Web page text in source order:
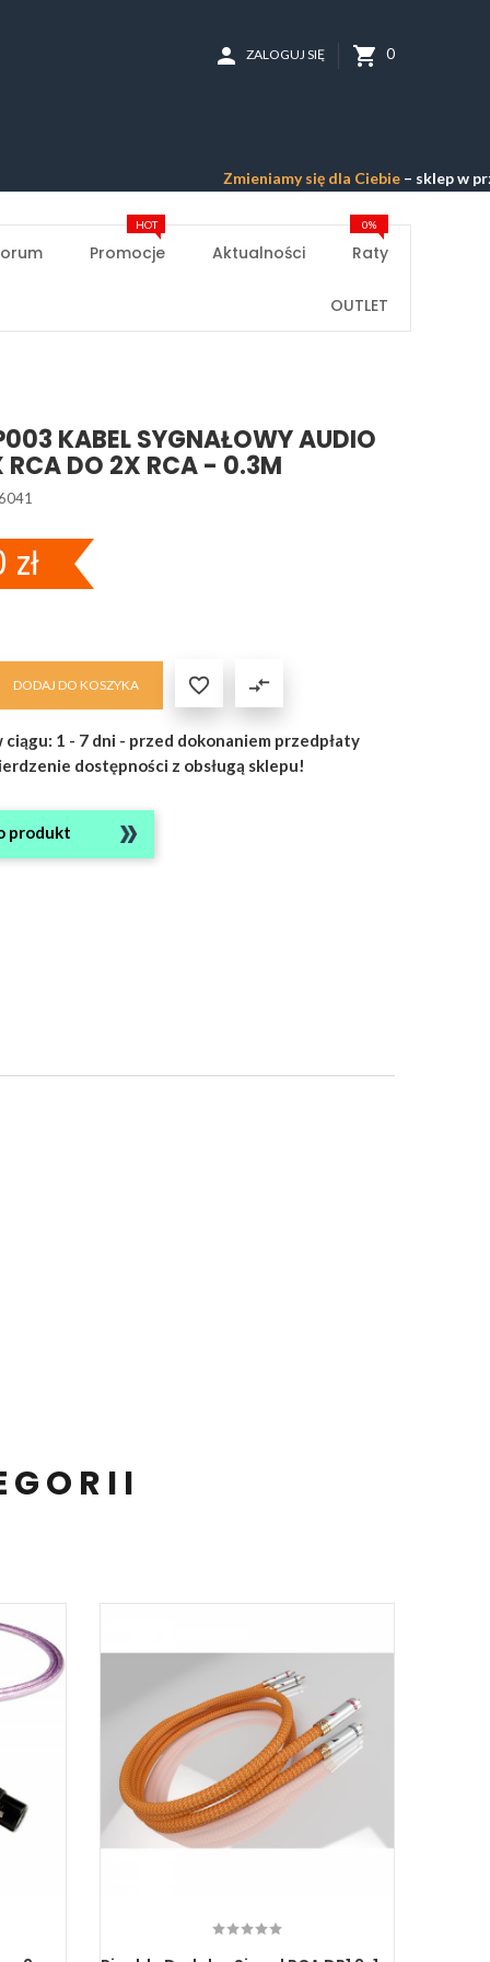
shopping_cart 0
person ZALOGUJ SIĘ
Zmieniamy się dla Ciebie– sklep w
Promocje
HOT
Aktualności Raty
0%
OUTLET
KABEL SYGNAŁOWY AUDIO
RCA DO 2X RCA - 0.3M
DODAJ DO KOSZYKA  compare_arrows
ciągu: 1 - 7 dni - przed dokonaniem przedpłaty
dostępności z obsługą sklepu!
produkt